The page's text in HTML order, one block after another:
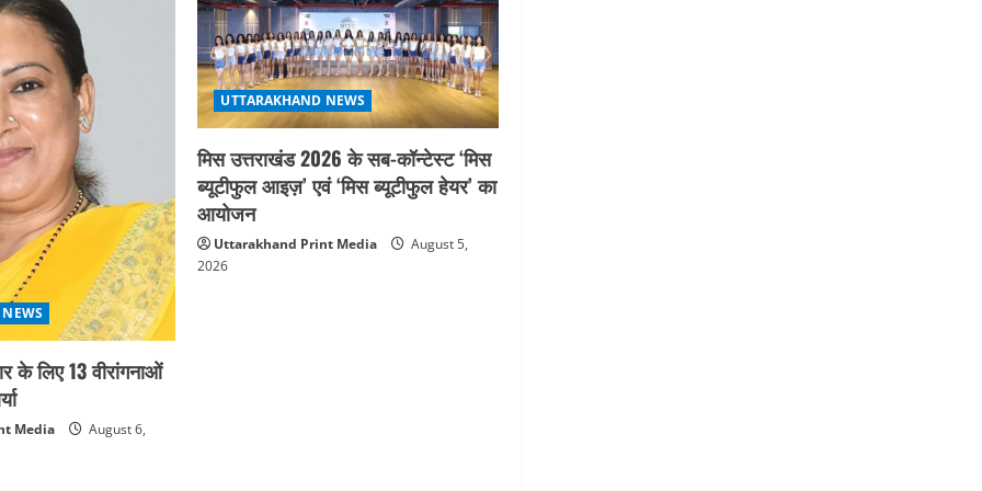
के लिए 13 वीरांगनाओं
Media
August 6,
UTTARAKHAND NEWS
मिस उत्तराखंड 2026 के सब-कॉन्टेस्ट ‘मिस
ब्यूटीफुल आइज़’ एवं ‘मिस ब्यूटीफुल हेयर’ का
आयोजन
Uttarakhand Print Media
August 5,
2026